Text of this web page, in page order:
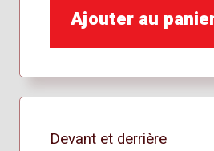
Ajouter au
Devant et derrière